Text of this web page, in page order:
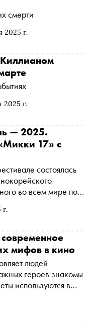
2025 г.
смерти
2025 г.
г.
— 2025.
17» с
состоялась
во всем мире по
об участнике
его тело и
мифов в кино
людей
героев знакомы
используются в
Одиссея». По